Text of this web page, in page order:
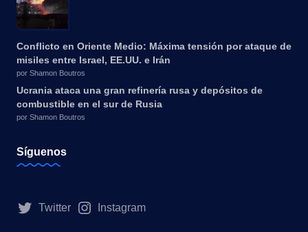
Conflicto en Oriente Medio: Máxima tensión por ataque de
misiles entre Israel, EE.UU. e Irán
por Shamon Boutros
Ucrania ataca una gran refinería rusa y depósitos de
combustible en el sur de Rusia
por Shamon Boutros
Síguenos
Twitter Instagram